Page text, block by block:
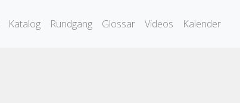
Katalog Rundgang Glossar Videos Kalender